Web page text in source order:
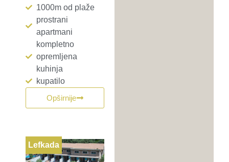
1000m od plaže
prostrani
apartmani
kompletno
opremljena
kuhinja
kupatilo
Opširnije
Lefkada